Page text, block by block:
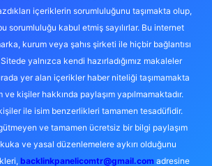
içeriklerin sorumluluğunu taşımakta olup,
sorumluluğu kabul etmiş sayılırlar. Bu internet
kurum veya şahıs şirketi ile hiçbir bağlantısı
yalnızca kendi hazırladığımız makaleler
yer alan içerikler haber niteliği taşımamakta
kişiler hakkında paylaşım yapılmamaktadır.
ile isim benzerlikleri tamamen tesadüfidir.
ve tamamen ücretsiz bir bilgi paylaşım
ve yasal düzenlemelere aykırı olduğunu
backlinkpanelicomtr@gmail.comadresine